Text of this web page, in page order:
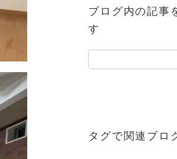
ブログ内の記事
す
タグで関連ブロ